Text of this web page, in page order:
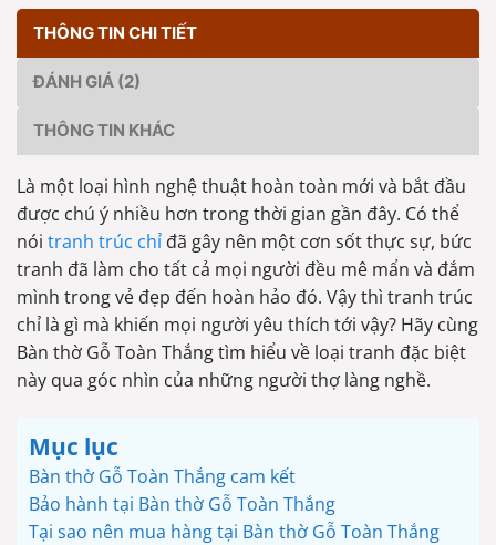
THÔNG TIN CHI TIẾT
ĐÁNH GIÁ (2)
THÔNG TIN KHÁC
Là một loại hình nghệ thuật hoàn toàn mới và bắt đầu
được chú ý nhiều hơn trong thời gian gần đây. Có thể
nói tranh trúc chỉ đã gây nên một cơn sốt thực sự, bức
tranh đã làm cho tất cả mọi người đều mê mẩn và đắm
mình trong vẻ đẹp đến hoàn hảo đó. Vậy thì tranh trúc
chỉ là gì mà khiến mọi người yêu thích tới vậy? Hãy cùng
Bàn thờ Gỗ Toàn Thắng tìm hiểu về loại tranh đặc biệt
này qua góc nhìn của những người thợ làng nghề.
Mục lục
Bàn thờ Gỗ Toàn Thắng cam kết
Bảo hành tại Bàn thờ Gỗ Toàn Thắng
Tại sao nên mua hàng tại Bàn thờ Gỗ Toàn Thắng